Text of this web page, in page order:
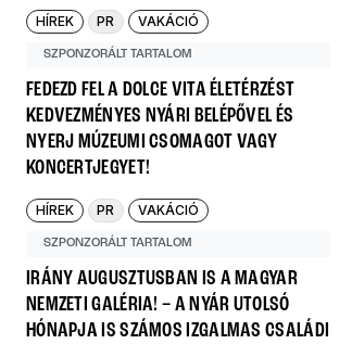
HÍREK PR VAKÁCIÓ
SZPONZORÁLT TARTALOM
FEDEZD FEL A DOLCE VITA ÉLETÉRZÉST
KEDVEZMÉNYES NYÁRI BELÉPŐVEL ÉS
NYERJ MÚZEUMI CSOMAGOT VAGY
KONCERTJEGYET!
HÍREK PR VAKÁCIÓ
SZPONZORÁLT TARTALOM
IRÁNY AUGUSZTUSBAN IS A MAGYAR
NEMZETI GALÉRIA! – A NYÁR UTOLSÓ
HÓNAPJA IS SZÁMOS IZGALMAS CSALÁDI